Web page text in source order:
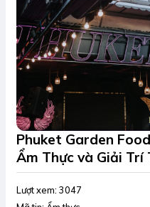
Phuket Garden
Ẩm Thực và Giải Trí
Lượt xem: 3047